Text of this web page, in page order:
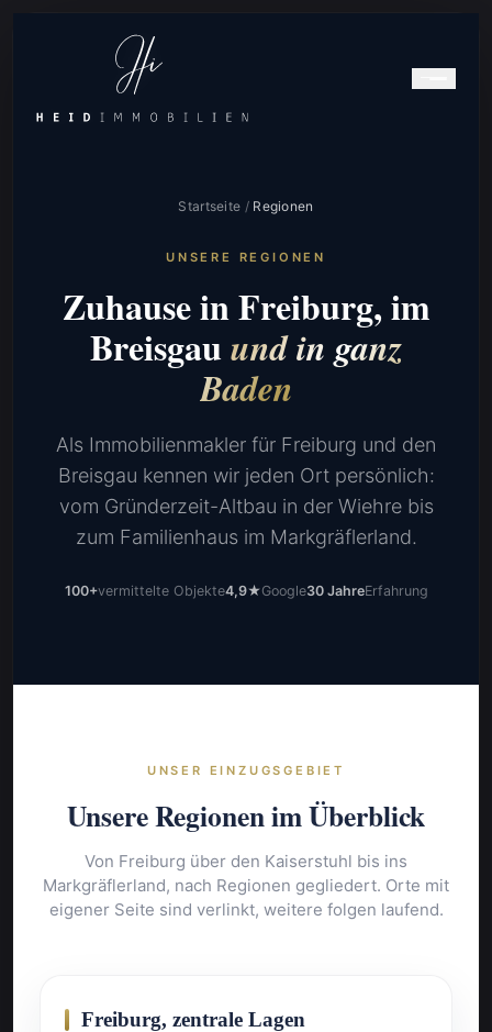
Startseite / Regionen
UNSERE REGIONEN
Zuhause in Freiburg, im
Breisgauund in ganz
Baden
Als Immobilienmakler für Freiburg und den
Breisgau kennen wir jeden Ort persönlich:
vom Gründerzeit-Altbau in der Wiehre bis
zum Familienhaus im Markgräflerland.
100+vermittelte Objekte4,9★Google30 JahreErfahrung
UNSER EINZUGSGEBIET
Unsere Regionen im Überblick
Von Freiburg über den Kaiserstuhl bis ins
Markgräflerland, nach Regionen gegliedert. Orte mit
eigener Seite sind verlinkt, weitere folgen laufend.
Freiburg, zentrale Lagen